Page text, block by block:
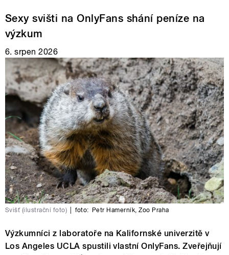
Sexy svišti na OnlyFans shání peníze na
výzkum
6. srpen 2026
Svišť (ilustrační foto) foto: Petr Hamerník ,Zoo Praha
Výzkumníci z laboratoře na Kalifornské univerzitě v
Los Angeles UCLA spustili vlastní OnlyFans. Zveřejňují